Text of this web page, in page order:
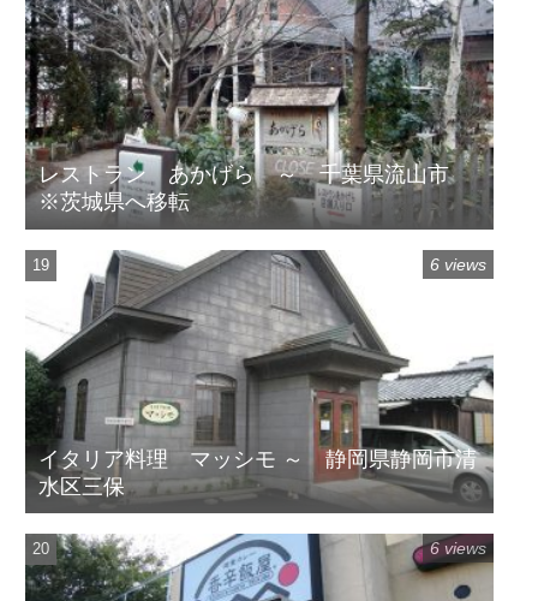
レストラン あかげら ～ 千葉県流山市
※茨城県へ移転
イタリア料理 マッシモ ～ 静岡県静岡市清
水区三保
6 views
6 views